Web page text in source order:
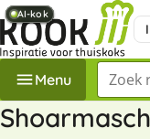
Menu Zoek
AI-kok
AI-kok
AI-kok
AI-kok
AI-kok
AI-kok